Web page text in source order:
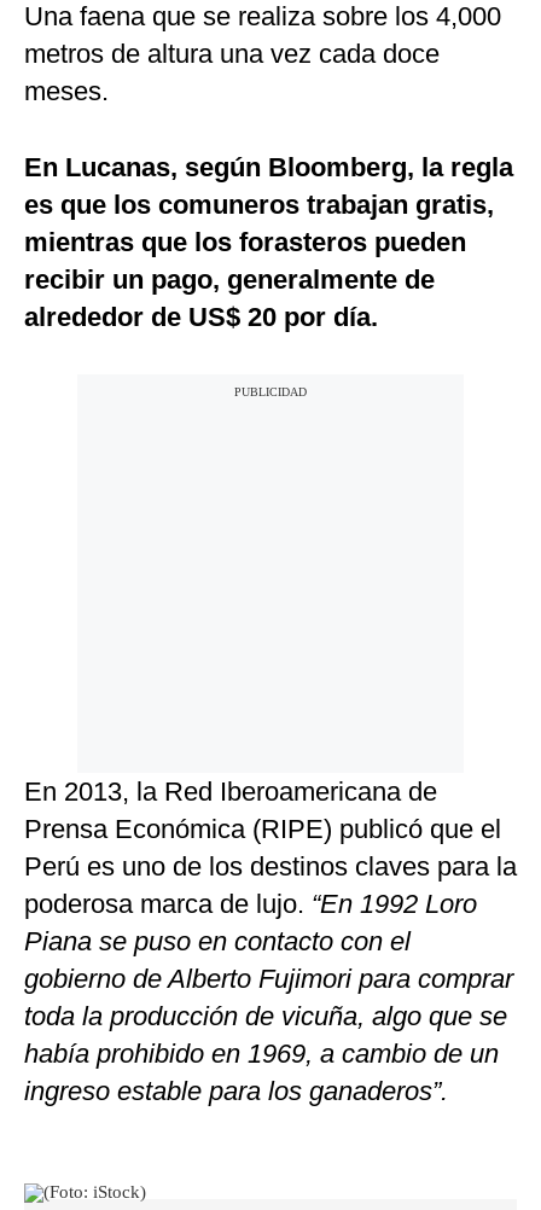
Una faena que se realiza sobre los 4,000
metros de altura una vez cada doce
meses.
En Lucanas, según Bloomberg, la regla
es que los comuneros trabajan gratis,
mientras que los forasteros pueden
recibir un pago, generalmente de
alrededor de US$ 20 por día.
En 2013, la Red Iberoamericana de
Prensa Económica (RIPE) publicó que el
Perú es uno de los destinos claves para la
poderosa marca de lujo. “En 1992 Loro
Piana se puso en contacto con el
gobierno de Alberto Fujimori para comprar
toda la producción de vicuña, algo que se
había prohibido en 1969, a cambio de un
ingreso estable para los ganaderos”.